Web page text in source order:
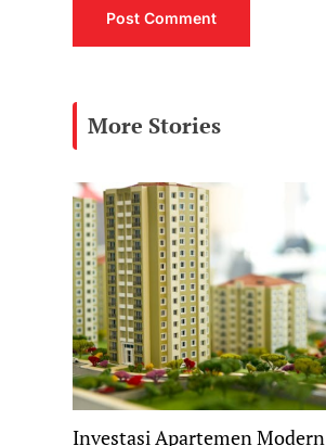
More Stories
Investasi Apartemen Modern